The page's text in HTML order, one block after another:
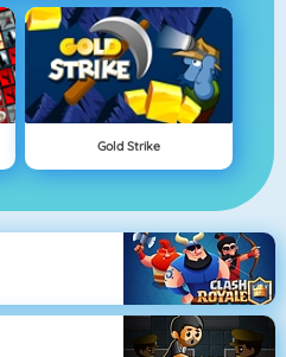
Gold Strike